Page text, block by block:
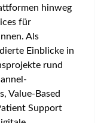
hinweg
für
Als
Einblicke in
rund
Value-Based
Support